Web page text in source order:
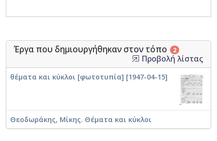
Έργα που δημιουργήθηκαν στον τόπο 2
Προβολή λίστας
θέματα και κύκλοι [φωτοτυπία] [1947-04-15]
Θεοδωράκης, Μίκης. Θέματα και κύκλοι